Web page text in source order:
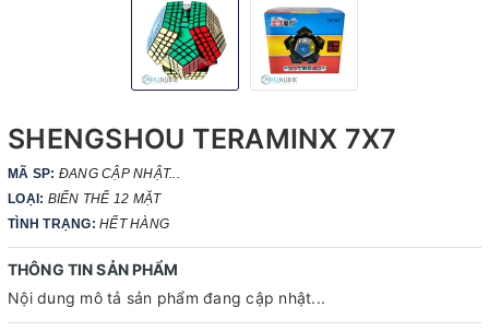
SHENGSHOU TERAMINX 7X7
MÃ SP: ĐANG CẬP NHẬT...
LOẠI: BIẾN THỂ 12 MẶT
TÌNH TRẠNG: HẾT HÀNG
THÔNG TIN SẢN PHẨM
Nội dung mô tả sản phẩm đang cập nhật...